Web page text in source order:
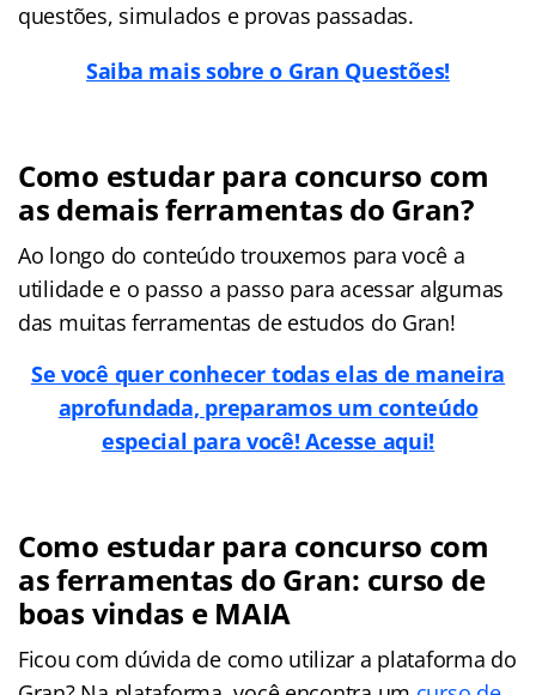
questões, simulados e provas passadas.
Saiba mais sobre o Gran Questões!
Como estudar para concurso com
as demais ferramentas do Gran?
Ao longo do conteúdo trouxemos para você a
utilidade e o passo a passo para acessar algumas
das muitas ferramentas de estudos do Gran!
Se você quer conhecer todas elas de maneira
aprofundada, preparamos um conteúdo
especial para você! Acesse aqui!
Como estudar para concurso com
as ferramentas do Gran: curso de
boas vindas e MAIA
Ficou com dúvida de como utilizar a plataforma do